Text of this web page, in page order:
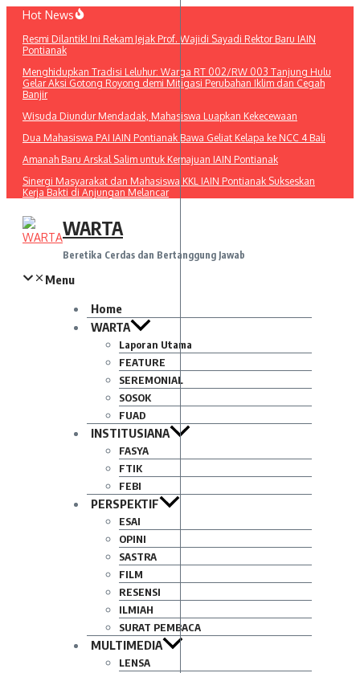
Lewati
konten
Hot News
Resmi Dilantik! Ini Rekam Jejak Prof. Wajidi Sayadi Rektor Baru IAIN
Pontianak
Menghidupkan Tradisi Leluhur: Warga RT 002/RW 003 Tanjung Hulu
Gelar Aksi Gotong Royong demi Mitigasi Perubahan Iklim dan Cegah
Banjir
Wisuda Diundur Mendadak, Mahasiswa Luapkan Kekecewaan
Dua Mahasiswa PAI IAIN Pontianak Bawa Geliat Kelapa ke NCC 4 Bali
Amanah Baru Arskal Salim untuk Kemajuan IAIN Pontianak
Sinergi Masyarakat dan Mahasiswa KKL IAIN Pontianak Sukseskan
Kerja Bakti di Anjungan Melancar
WARTA
Beretika Cerdas dan Bertanggung Jawab
Menu
Home
WARTA
Laporan Utama
FEATURE
SEREMONIAL
SOSOK
FUAD
INSTITUSIANA
FASYA
FTIK
FEBI
PERSPEKTIF
ESAI
OPINI
SASTRA
FILM
RESENSI
ILMIAH
SURAT PEMBACA
MULTIMEDIA
LENSA